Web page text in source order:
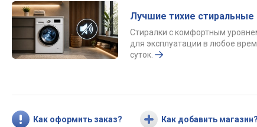
Лучшие тихие
Стиралки с комфортным
для эксплуатации в любое
суток.
Как оформить заказ? Как добавить магазин?